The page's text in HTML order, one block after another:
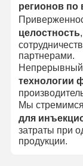
регионов по
целостность
партнерами.
Непрерывный
технологии
Мы
для
затраты при
продукции.